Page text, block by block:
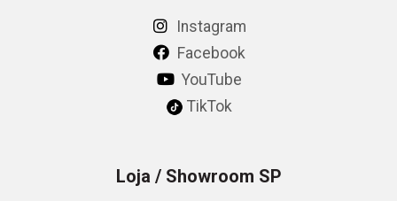
Instagram
Facebook
YouTube
TikTok
Loja / Showroom SP